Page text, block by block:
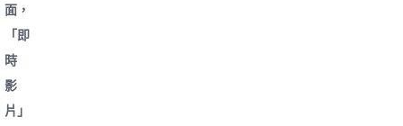
面，
「即
時
影
片」